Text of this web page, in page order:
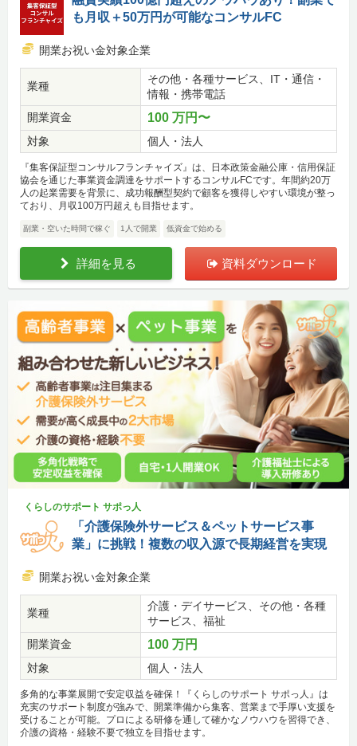
も月収＋50万円が可能なコンサルFC
開業お祝い金対象企業
業種
その他・各種サービス、IT・通信・
情報・携帯電話
開業資金
100 万円〜
対象 個人・法人
『集客保証型コンサルフランチャイズ』は、日本政策金融公庫・信用保証
協会を通じた事業資金調達をサポートするコンサルFCです。年間約20万
人の起業需要を背景に、成功報酬型契約で顧客を獲得しやすい環境が整っ
ており、月収100万円超えも目指せます。
副業・空いた時間で稼ぐ 1人で開業 低資金で始める
詳細を見る 資料ダウンロード
くらしのサポート サポっ人
「介護保険外サービス＆ペットサービス事
業」に挑戦！複数の収入源で長期経営を実現
開業お祝い金対象企業
業種
介護・デイサービス、その他・各種
サービス、福祉
開業資金
100 万円
対象 個人・法人
多角的な事業展開で安定収益を確保！『くらしのサポート サポっ人』は
充実のサポート制度が強みで、開業準備から集客、営業まで手厚い支援を
受けることが可能。プロによる研修を通して確かなノウハウを習得でき、
介護の資格・経験不要で独立を目指せます。